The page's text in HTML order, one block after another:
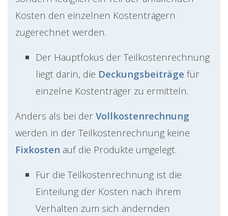
Kosten den einzelnen Kostenträgern
zugerechnet werden.
Der Hauptfokus der Teilkostenrechnung
liegt darin, die Deckungsbeiträge für
einzelne Kostenträger zu ermitteln.
Anders als bei der Vollkostenrechnung
werden in der Teilkostenrechnung keine
Fixkosten auf die Produkte umgelegt.
Für die Teilkostenrechnung ist die
Einteilung der Kosten nach ihrem
Verhalten zum sich ändernden